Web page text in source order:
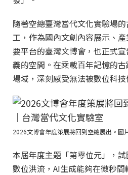
隨著空總臺灣當代文化實驗場
工，作為國內文創內容展示、
要平台的臺灣文博會，也正式
義的空間。在乘載百年記憶的
場域，深刻感受無法被數位科
2026文博會年度策展將回到空總展出。圖
本屆年度主題「第零位元」，
數位洪流，AI生成能夠在微秒